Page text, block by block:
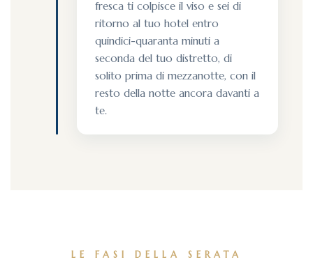
fresca ti colpisce il viso e sei di
ritorno al tuo hotel entro
quindici-quaranta minuti a
seconda del tuo distretto, di
solito prima di mezzanotte, con il
resto della notte ancora davanti a
te.
LE FASI DELLA SERATA